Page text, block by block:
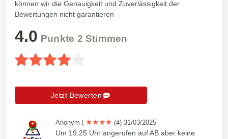
können wir die Genauigkeit und Zuverlässigkeit der
Bewertungen nicht garantieren
4.0 Punkte 2 Stimmen
Jetzt Bewerten
Anonym ★★★★ (4) 31/03/2025
Um 19:25 Uhr angerufen auf AB aber keine